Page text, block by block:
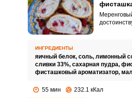
высокой
ИНГРЕДИЕНТЫ
яичный белок, соль, лимонный
сливки 33%, сахарная пудра,
фисташковый ароматизатор,
55 мин 232.1 кКал